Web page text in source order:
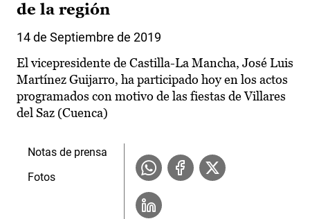
de la región
14 de Septiembre de 2019
El vicepresidente de Castilla-La Mancha, José Luis
Martínez Guijarro, ha participado hoy en los actos
programados con motivo de las fiestas de Villares
del Saz (Cuenca)
Notas de prensa
Fotos